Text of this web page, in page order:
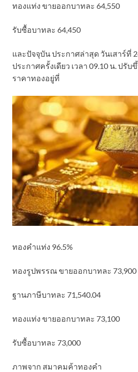
ทองแท่ง ขายออกบาทละ 64,550
รับซื้อบาทละ 64,450
และปัจจุบัน ประกาศล่าสุด วันเสาร์ที่
ประกาศครั้งเดียว เวลา 09.10 น. ปรับ
ราคาทองอยู่ที่
ทองคำแท่ง 96.5%
ทองรูปพรรณ ขายออกบาทละ 73,900
ฐานภาษีบาทละ 71,540.04
ทองแท่ง ขายออกบาทละ 73,100
รับซื้อบาทละ 73,000
ภาพจาก สมาคมค้าทองคำ